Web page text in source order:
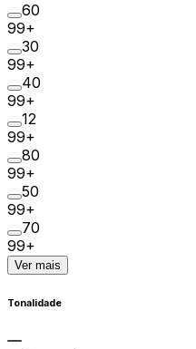
60
99+
30
99+
40
99+
12
99+
80
99+
50
99+
70
99+
Ver mais
Tonalidade